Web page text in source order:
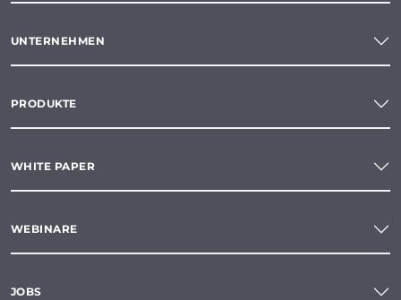
UNTERNEHMEN
PRODUKTE
WHITE PAPER
WEBINARE
JOBS